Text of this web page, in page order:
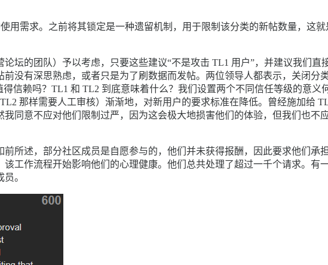
用需求。之前将其锁定是一种遗留机制，用于限制该分类的新帖数量，这
坛的团队）予以考虑，只要这些建议“不是攻击 TL1 用户”，并建议我们直
没有深思熟虑，或者只是为了刷数据而发帖。两位领导人都表示，关闭分
信赖吗？TL1 和 TL2 到底意味着什么？我们设置两个不同信任等级的意义
那样需要人工审核）渐渐地，对新用户的要求标准在降低。曾经施加给
同意不应对他们限制过严，因为这会极大地损害他们的体验，但我们也不
所述，部分社区成员是自愿参与的，他们并未获得报酬，因此要求他们承
工作流程开始影响他们的心理健康。他们总共处理了超过一千个请求。有
。